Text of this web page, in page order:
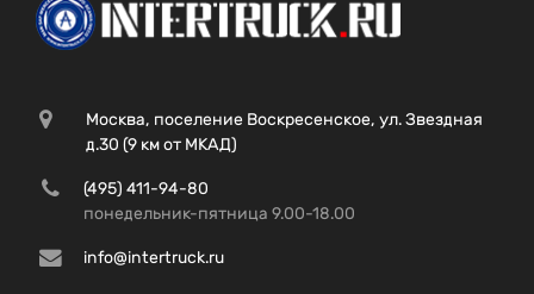
Москва, поселение Воскресенское, ул. Звездная
д.30 (9 км от МКАД)
(495) 411-94-80
понедельник-пятница 9.00-18.00
info@intertruck.ru